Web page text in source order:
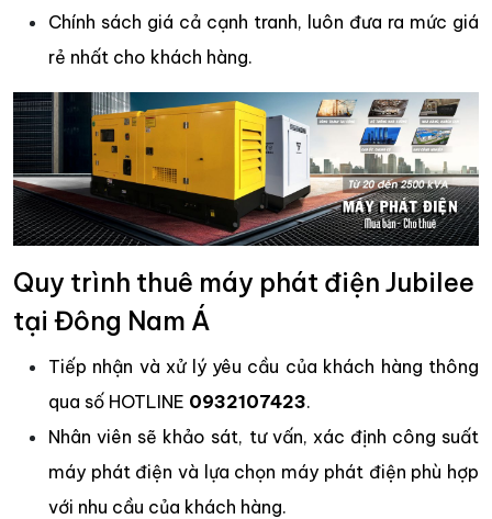
Chính sách giá cả cạnh tranh, luôn đưa ra mức giá
rẻ nhất cho khách hàng.
Quy trình thuê máy phát điện Jubilee
tại Đông Nam Á
Tiếp nhận và xử lý yêu cầu của khách hàng thông
qua số HOTLINE 0932107423.
Nhân viên sẽ khảo sát, tư vấn, xác định công suất
máy phát điện và lựa chọn máy phát điện phù hợp
với nhu cầu của khách hàng.